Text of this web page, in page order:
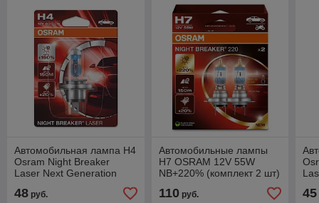
Автомобильная лампа H4
Osram Night Breaker
Laser Next Generation
64193NL-01B
48 руб.
Автомобильные лампы
H7 OSRAM 12V 55W
NB+220% (комплект 2 шт)
110руб. 45